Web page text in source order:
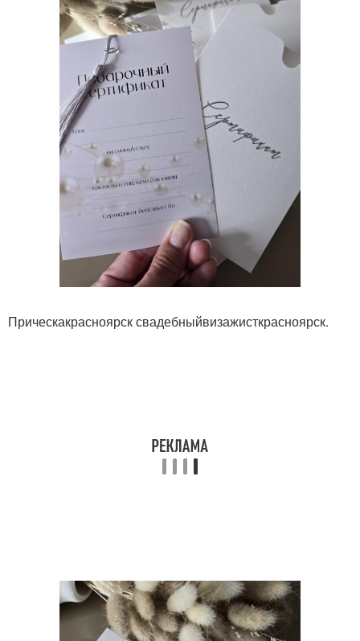
Прическакрасноярск свадебныйвизажисткрасноярск.